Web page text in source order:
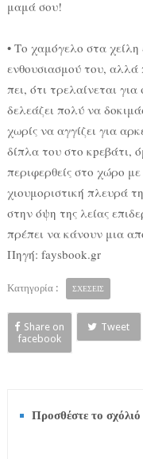
μαμά σου!
• Το χαμόγελο στα
ενθουσιασμού του, αλλά
πει, ότι τρελαίνεται
δελεάζει πολύ να
χωρίς να αγγίζει για
δίπλα του στο κpεβάτι,
περιφερθείς στο χώρο
χιουμοριστική πλευρά
στην όψη της λείας
πρέπει να κάνουν μια
Πηγή: faysbook.gr
Κατηγορία : ΣΧΕΣΕΙΣ
Share on
facebook
Tweet
Προσθέστε το σχόλιό